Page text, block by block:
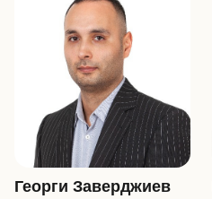
Георги Заверджиев